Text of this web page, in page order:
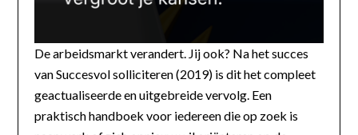
De arbeidsmarkt verandert. Jij ook? Na het succes
van Succesvol solliciteren (2019) is dit het compleet
geactualiseerde en uitgebreide vervolg. Een
praktisch handboek voor iedereen die op zoek is